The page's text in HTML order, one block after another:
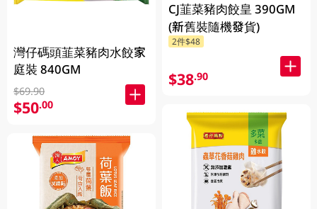
灣仔碼頭韮菜豬肉水餃家
庭裝 840GM
$69.90
$50.00
CJ韮菜豬肉餃皇 390GM
(新舊裝隨機發貨)
2件$48
$38.90